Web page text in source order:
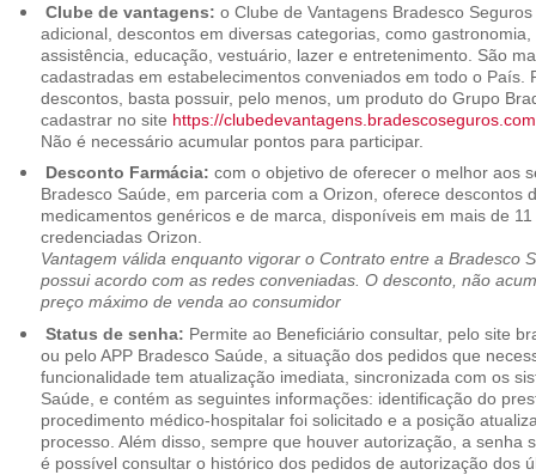
Clube de vantagens: o Clube de Vantagens Bradesco
adicional, descontos em diversas categorias, como
assistência, educação, vestuário, lazer e entretenimento. São
cadastradas em estabelecimentos conveniados em todo o País.
descontos, basta possuir, pelo menos, um produto do Grupo
cadastrar no site https://
Não é necessário acumular pontos para participar.
Desconto Farmácia: com o objetivo de oferecer o melhor aos
Bradesco Saúde, em parceria com a Orizon, oferece descontos
medicamentos genéricos e de marca, disponíveis em mais de
credenciadas Orizon.
Vantagem válida enquanto vigorar o Contrato entre a Bradesco
possui acordo com as redes conveniadas. O desconto, não
preço máximo de venda ao consumidor
Status de senha: Permite ao Beneficiário consultar, pelo site
ou pelo APP Bradesco Saúde, a situação dos pedidos que
funcionalidade tem atualização imediata, sincronizada com os
Saúde, e contém as seguintes informações: identificação do
procedimento médico-hospitalar foi solicitado e a posição
processo. Além disso, sempre que houver autorização, a senha
é possível consultar o histórico dos pedidos de autorização dos